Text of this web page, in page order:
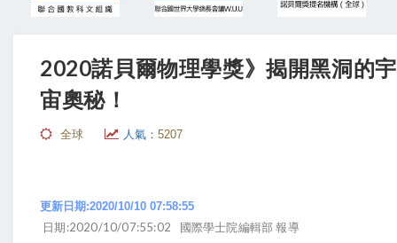
2020諾貝爾物理學獎》揭開黑洞的宇
宙奧秘！
全球 人氣： 5207
更新日期:2020/10/10 07:58:55
日期:2020/10/07:55:02 國際學士院編輯部 報導